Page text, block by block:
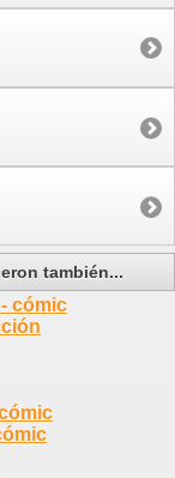
también...
cómic